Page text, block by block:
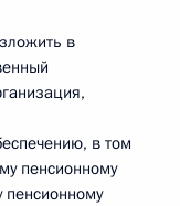
в
в том
пенсионному
пенсионному